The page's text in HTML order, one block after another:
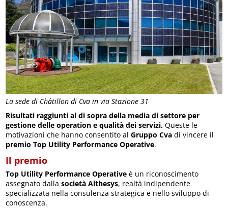
La sede di Châtillon di Cva in via Stazione 31
Risultati raggiunti al di sopra della media di settore per
gestione delle operation e qualità dei servizi. Queste le
motivazioni che hanno consentito alGruppo Cva di vincere il
premio Top Utility Performance Operative.
Il premio
Top Utility Performance Operative è un riconoscimento
assegnato dallasocietà Althesys, realtà indipendente
specializzata nella consulenza strategica e nello sviluppo di
conoscenza.